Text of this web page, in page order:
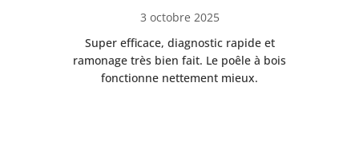
3 octobre 2025
Super efficace, diagnostic rapide et
ramonage très bien fait. Le poêle à bois
fonctionne nettement mieux.